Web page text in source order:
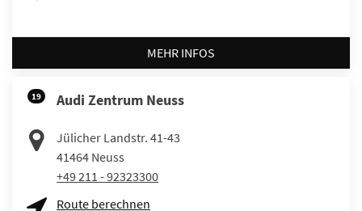
MEHR INFOS
19 Audi Zentrum Neuss
Jülicher Landstr. 41-43
41464 Neuss
+49 211 - 92323300
Route berechnen